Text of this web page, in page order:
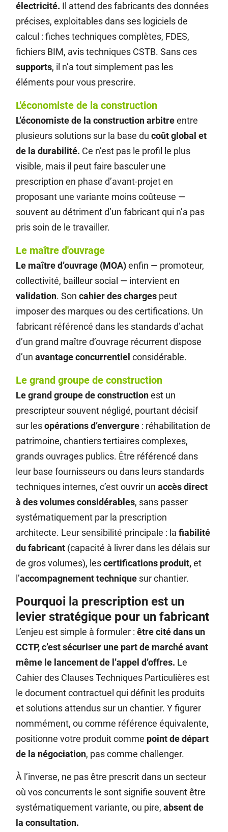
électricité. Il attend des fabricants des données
précises, exploitables dans ses logiciels de
calcul : fiches techniques complètes, FDES,
fichiers BIM, avis techniques CSTB. Sans ces
supports, il n’a tout simplement pas les
éléments pour vous prescrire.
L'économiste de la construction
L’économiste de la construction arbitreentre
plusieurs solutions sur la base ducoût global et
de la durabilité. Ce n’est pas le profil le plus
visible, mais il peut faire basculer une
prescription en phase d’avant-projet en
proposant une variante moins coûteuse —
souvent au détriment d’un fabricant qui n’a pas
pris soin de le travailler.
Le maître d'ouvrage
Le maître d’ouvrage (MOA)enfin — promoteur,
collectivité, bailleur social — intervient en
validation. Soncahier des charges peut
imposer des marques ou des certifications. Un
fabricant référencé dans les standards d’achat
d’un grand maître d’ouvrage récurrent dispose
d’unavantage concurrentiel considérable.
Le grand groupe de construction
Le grand groupe de constructionest un
prescripteur souvent négligé, pourtant décisif
sur lesopérations d’envergure : réhabilitation de
patrimoine, chantiers tertiaires complexes,
grands ouvrages publics. Être référencé dans
leur base fournisseurs ou dans leurs standards
techniques internes, c’est ouvrir unaccès direct
à des volumes considérables, sans passer
systématiquement par la prescription
architecte. Leur sensibilité principale : lafiabilité
du fabricant (capacité à livrer dans les délais sur
de gros volumes), lescertifications produit,et
l’accompagnement technique sur chantier.
Pourquoi la prescription est un
levier stratégique pour un fabricant
L’enjeu est simple à formuler :être cité dans un
CCTP, c’est sécuriser une part de marché avant
même le lancement de l’appel d’offres. Le
Cahier des Clauses Techniques Particulières est
le document contractuel qui définit les produits
et solutions attendus sur un chantier. Y figurer
nommément, ou comme référence équivalente,
positionne votre produit comme point de départ
de la négociation, pas comme challenger.
À l’inverse, ne pas être prescrit dans un secteur
où vos concurrents le sont signifie souvent être
systématiquement variante, ou pire,absent de
la consultation.